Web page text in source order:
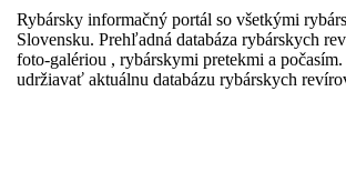
Rybársky informačný portál so všetkými
Slovensku. Prehľadná databáza rybárskych
foto-galériou , rybárskymi pretekmi a počasím.
udržiavať aktuálnu databázu rybárskych